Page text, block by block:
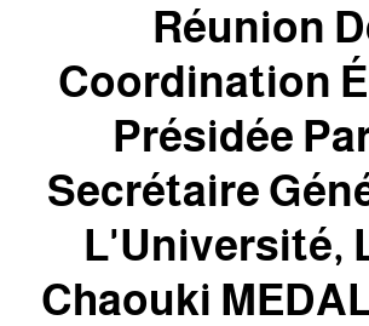
Réunion
Coordination
Présidée
Secrétaire
L'Université,
Chaouki